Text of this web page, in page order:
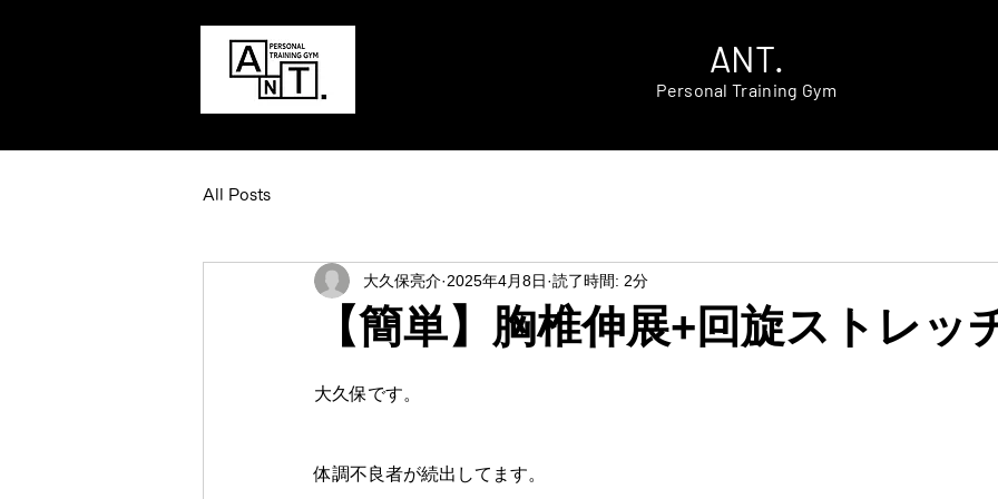
ANT.
Personal Training Gym
All Posts
【簡単】胸椎伸展+回旋ストレッ
大久保亮介 2025年4月8日 読了時間: 2分
大久保です。
体調不良者が続出してます。